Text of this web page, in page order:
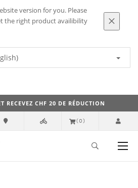
version for you. Please
the right product availibility
RECEVEZ CHF 20 DE RÉDUCTION
(0)